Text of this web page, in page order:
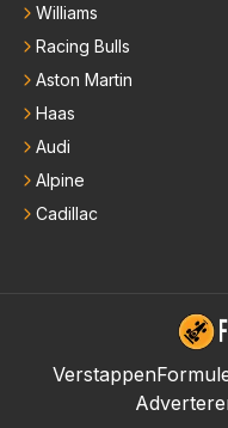
Williams
Racing Bulls
Aston Martin
Haas
Audi
Alpine
Cadillac
Verstappen